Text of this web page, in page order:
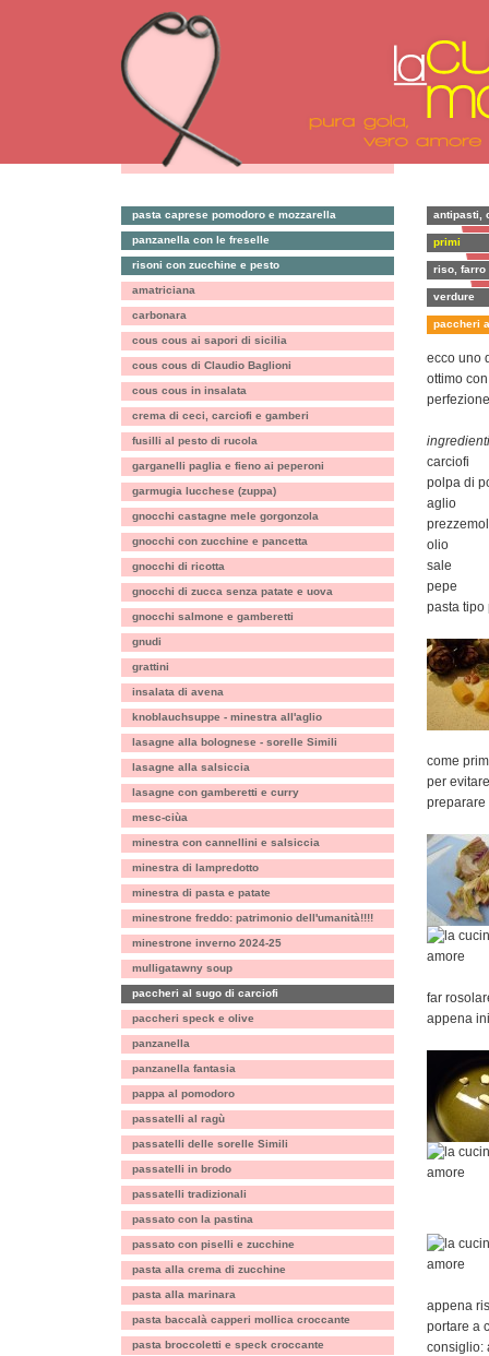
antipasti,
primi
riso, farro
verdure
pasta caprese pomodoro e mozzarella
panzanella con le freselle
risoni con zucchine e pesto
amatriciana
carbonara
cous cous ai sapori di sicilia
cous cous di Claudio Baglioni
cous cous in insalata
crema di ceci, carciofi e gamberi
fusilli al pesto di rucola
garganelli paglia e fieno ai peperoni
garmugia lucchese (zuppa)
gnocchi castagne mele gorgonzola
gnocchi con zucchine e pancetta
gnocchi di ricotta
gnocchi di zucca senza patate e uova
gnocchi salmone e gamberetti
gnudi
grattini
insalata di avena
knoblauchsuppe - minestra all'aglio
lasagne alla bolognese - sorelle Simili
lasagne alla salsiccia
lasagne con gamberetti e curry
mesc-ciùa
minestra con cannellini e salsiccia
minestra di lampredotto
minestra di pasta e patate
minestrone freddo: patrimonio dell'umanità!!!!
minestrone inverno 2024-25
mulligatawny soup
paccheri al sugo di carciofi
paccheri speck e olive
panzanella
panzanella fantasia
pappa al pomodoro
passatelli al ragù
passatelli delle sorelle Simili
passatelli in brodo
passatelli tradizionali
passato con la pastina
passato con piselli e zucchine
pasta alla crema di zucchine
pasta alla marinara
pasta baccalà capperi mollica croccante
pasta broccoletti e speck croccante
paccheri
ecco uno
ottimo
carciofi
polpa di
aglio
olio
sale
pepe
pasta tipo
come
per
preparare
far
appena
appena
portare a
consiglio: